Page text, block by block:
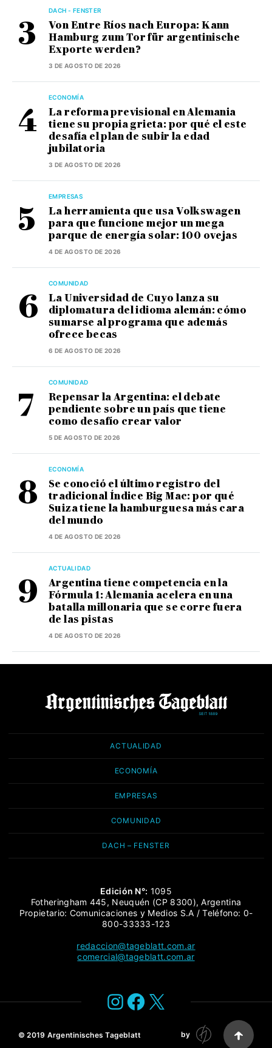
DACH - FENSTER
Von Entre Ríos nach Europa: Kann
Hamburg zum Tor für argentinische
Exporte werden?
3 DE AGOSTO DE 2026
ECONOMÍA
La reforma previsional en Alemania
tiene su propia grieta: por qué el este
desafía el plan de subir la edad
jubilatoria
3 DE AGOSTO DE 2026
EMPRESAS
La herramienta que usa Volkswagen
para que funcione mejor un mega
parque de energía solar: 100 ovejas
4 DE AGOSTO DE 2026
COMUNIDAD
La Universidad de Cuyo lanza su
diplomatura del idioma alemán: cómo
sumarse al programa que además
ofrece becas
6 DE AGOSTO DE 2026
COMUNIDAD
Repensar la Argentina: el debate
pendiente sobre un país que tiene
como desafío crear valor
5 DE AGOSTO DE 2026
ECONOMÍA
Se conoció el último registro del
tradicional Índice Big Mac: por qué
Suiza tiene la hamburguesa más cara
del mundo
4 DE AGOSTO DE 2026
ACTUALIDAD
Argentina tiene competencia en la
Fórmula 1: Alemania acelera en una
batalla millonaria que se corre fuera
de las pistas
4 DE AGOSTO DE 2026
ACTUALIDAD
ECONOMÍA
EMPRESAS
COMUNIDAD
DACH – FENSTER
Edición N°: 1095
Fotheringham 445, Neuquén (CP 8300), Argentina
Propietario: Comunicaciones y Medios S.A / Teléfono: 0-
800-33333-123
redaccion@tageblatt.com.ar
comercial@tageblatt.com.ar
Instagram
Facebook
X
© 2019 Argentinisches Tageblatt by